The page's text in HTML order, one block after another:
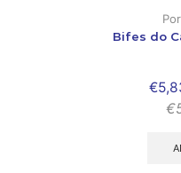
Bifes do
€
€